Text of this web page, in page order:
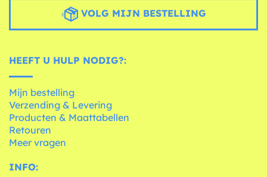
VOLG MIJN BESTELLING
HEEFT U HULP NODIG?:
Mijn bestelling
Verzending & Levering
Producten & Maattabellen
Retouren
Meer vragen
INFO: